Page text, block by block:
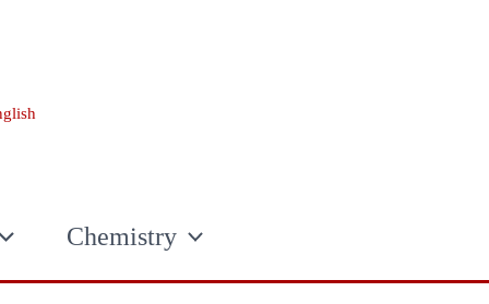
Chemistry